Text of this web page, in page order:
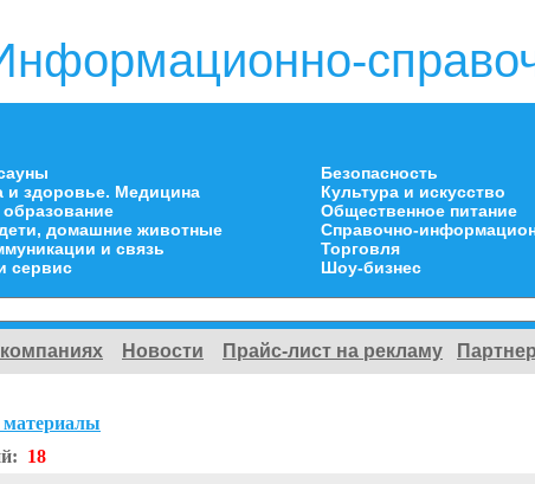
и здоровье. Медицина
образование
домашние животные
и связь
сервис
Безопасность
Культура и искусство
Общественное питание
Справочно-
Торговля
Шоу-бизнес
Новости Прайс-лист на рекламу
18